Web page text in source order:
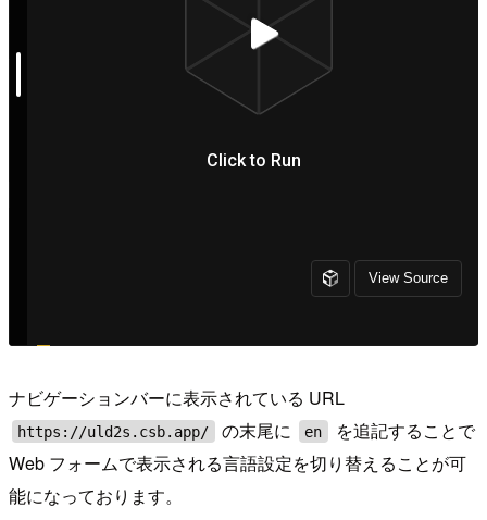
ナビゲーションバーに表示されている URL
https://uld2s.csb.app/ の末尾に en
を追記することで
Web フォームで表示される言語設定を切り替えることが可
能になっております。